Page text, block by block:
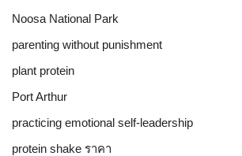
Noosa National Park
parenting without punishment
plant protein
Port Arthur
practicing emotional self-leadership
protein shake ราคา